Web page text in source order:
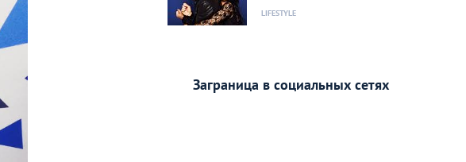
LIFESTYLE
Заграница в социальных сетях